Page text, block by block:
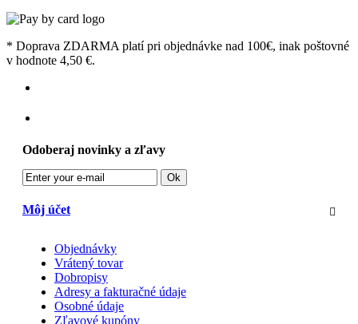
* Doprava ZDARMA platí pri objednávke nad 100€, inak poštovné
v hodnote 4,50 €.
Odoberaj novinky a zľavy
Ok
Môj účet
Objednávky
Vrátený tovar
Dobropisy
Adresy a fakturačné údaje
Osobné údaje
Zľavové kupóny